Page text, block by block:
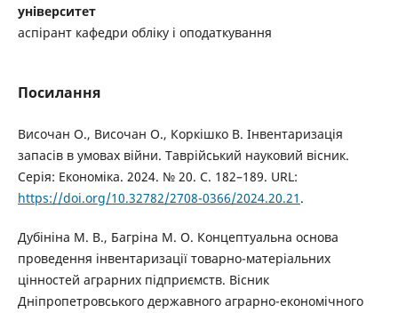
університет
аспірант кафедри обліку і оподаткування
Посилання
Височан О., Височан О., Коркішко В. Інвентаризація
запасів в умовах війни. Таврійський науковий вісник.
Серія: Економіка. 2024. № 20. С. 182–189. URL:
https://doi.org/10.32782/2708-0366/2024.20.21 .
Дубініна М. В., Багріна М. О. Концептуальна основа
проведення інвентаризації товарно-матеріальних
цінностей аграрних підприємств. Вісник
Дніпропетровського державного аграрно-економічного